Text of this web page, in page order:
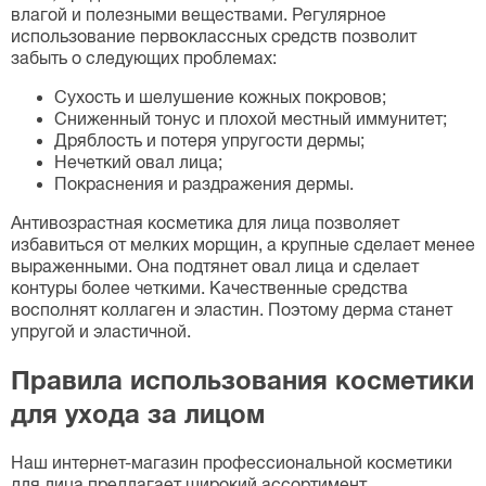
влагой и полезными веществами. Регулярное
использование первоклассных средств позволит
забыть о следующих проблемах:
Сухость и шелушение кожных покровов;
Сниженный тонус и плохой местный иммунитет;
Дряблость и потеря упругости дермы;
Нечеткий овал лица;
Покраснения и раздражения дермы.
Антивозрастная косметика для лица позволяет
избавиться от мелких морщин, а крупные сделает менее
выраженными. Она подтянет овал лица и сделает
контуры более четкими. Качественные средства
восполнят коллаген и эластин. Поэтому дерма станет
упругой и эластичной.
Правила использования косметики
для ухода за лицом
Наш интернет-магазин профессиональной косметики